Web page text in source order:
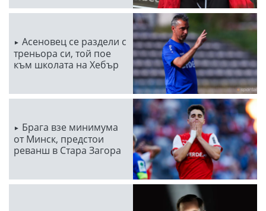
Асеновец се раздели с
треньора си, той пое
към школата на Хебър
Брага взе минимума
от Минск, предстои
реванш в Стара Загора